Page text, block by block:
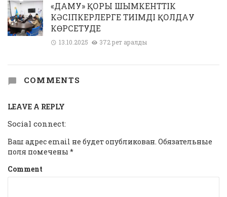
«ДАМУ» ҚОРЫ ШЫМКЕНТТІК
КӘСІПКЕРЛЕРГЕ ТИІМДІ ҚОЛДАУ
КӨРСЕТУДЕ
13.10.2025 372 рет қаралды
COMMENTS
LEAVE A REPLY
Social connect:
Ваш адрес email не будет опубликован. Обязательные
поля помечены *
Comment